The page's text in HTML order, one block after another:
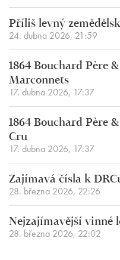
Příliš levný
24. dubna 2026, 21:59
1864 Bouchard Père
Marconnets
17. dubna 2026, 17:37
1864 Bouchard Père
Cru
17. dubna 2026, 17:37
Zajímavá čísla k
28. března 2026, 22:26
Nejzajímavější vinné
28. března 2026, 22:02